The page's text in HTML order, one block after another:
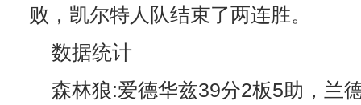
败，凯尔特人队结束了两连胜。
数据统计
森林狼:爱德华兹39分2板5助，兰